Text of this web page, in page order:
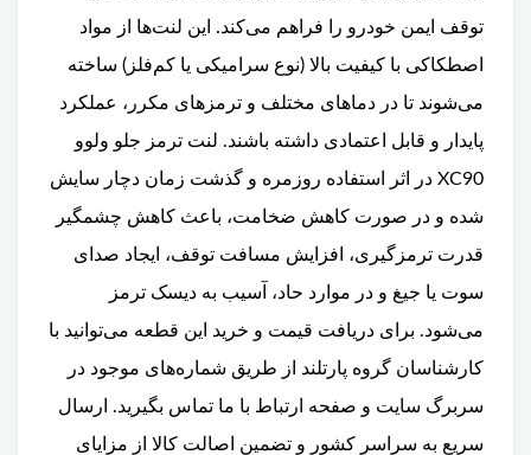
توقف ایمن خودرو را فراهم می‌کند. این لنت‌ها از مواد
اصطکاکی با کیفیت بالا (نوع سرامیکی یا کم‌فلز) ساخته
می‌شوند تا در دماهای مختلف و ترمزهای مکرر، عملکرد
پایدار و قابل اعتمادی داشته باشند. لنت ترمز جلو ولوو
XC90 در اثر استفاده روزمره و گذشت زمان دچار سایش
شده و در صورت کاهش ضخامت، باعث کاهش چشمگیر
قدرت ترمزگیری، افزایش مسافت توقف، ایجاد صدای
سوت یا جیغ و در موارد حاد، آسیب به دیسک ترمز
می‌شود. برای دریافت قیمت و خرید این قطعه می‌توانید با
کارشناسان گروه پارتلند از طریق شماره‌های موجود در
سربرگ سایت و صفحه ارتباط با ما تماس بگیرید. ارسال
سریع به سراسر کشور و تضمین اصالت کالا از مزایای